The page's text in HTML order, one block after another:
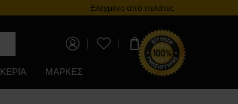
Πρόγραμμα επιβράβευσηςΕλεγμένο από πελάτες
0,00 €
ΚΕΡΙΆ ΜΑΡΚΕΣ